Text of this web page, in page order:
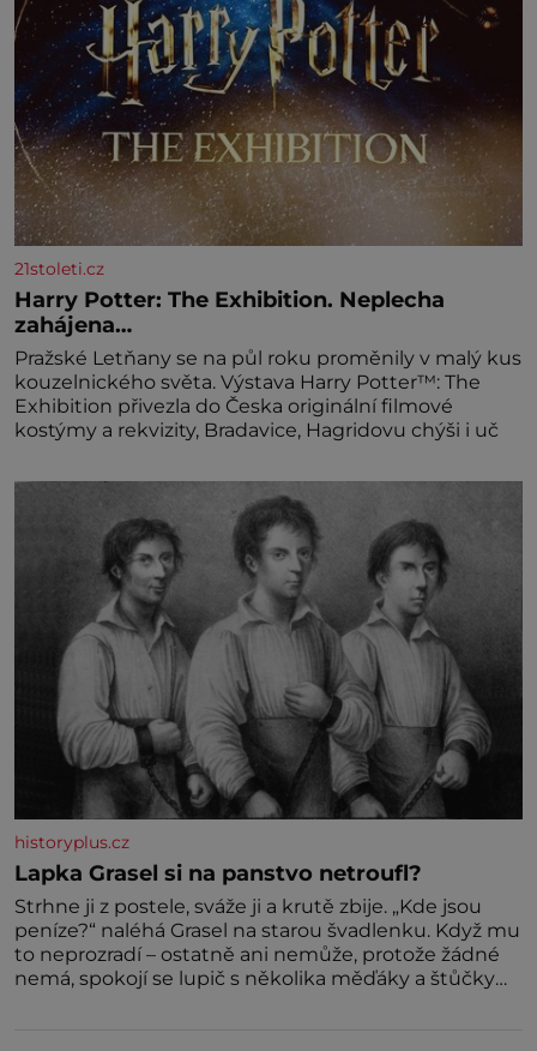
21stoleti.cz
Harry Potter: The Exhibition. Neplecha
zahájena…
Pražské Letňany se na půl roku proměnily v malý kus
kouzelnického světa. Výstava Harry Potter™: The
Exhibition přivezla do Česka originální filmové
kostýmy a rekvizity, Bradavice, Hagridovu chýši i uč
historyplus.cz
Lapka Grasel si na panstvo netroufl?
Strhne ji z postele, sváže ji a krutě zbije. „Kde jsou
peníze?“ naléhá Grasel na starou švadlenku. Když mu
to neprozradí – ostatně ani nemůže, protože žádné
nemá, spokojí se lupič s několika měďáky a štůčky